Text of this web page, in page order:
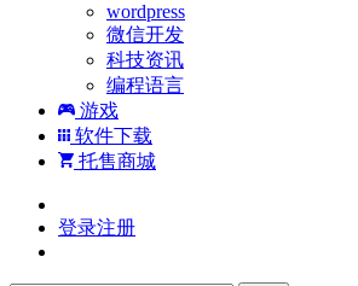
wordpress
微信开发
科技资讯
编程语言
游戏
软件下载
托售商城
登录注册